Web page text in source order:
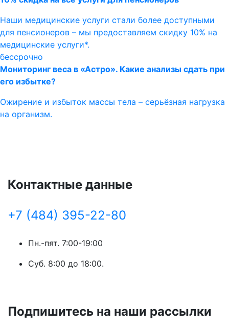
Наши медицинские услуги стали более доступными
для пенсионеров – мы предоставляем скидку 10% на
медицинские услуги*.
бессрочно
Мониторинг веса в «Астро». Какие анализы сдать при
его избытке?
Ожирение и избыток массы тела – серьёзная нагрузка
на организм.
Контактные данные
+7 (484) 395-22-80
Пн.-пят. 7:00-19:00
Суб. 8:00 до 18:00.
Подпишитесь на наши рассылки